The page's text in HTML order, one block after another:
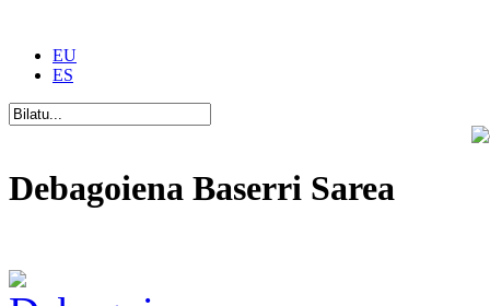
EU
ES
Debagoiena Baserri Sarea